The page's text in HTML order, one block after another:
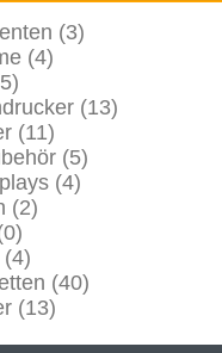
(3)
(4)
(13)
(11)
(5)
(4)
(2)
(40)
(13)